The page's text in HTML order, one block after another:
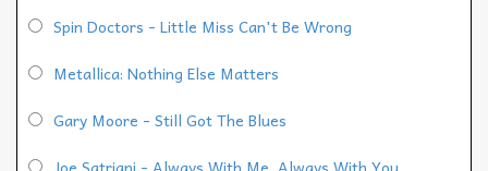
Spin Doctors - Little Miss Can't Be Wrong
Metallica: Nothing Else Matters
Gary Moore - Still Got The Blues
Joe Satriani - Always With Me, Always With You